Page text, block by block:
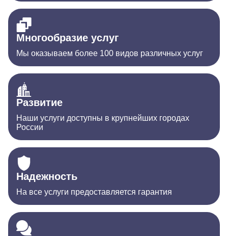
Многообразие услуг
Мы оказываем более 100 видов различных услуг
Развитие
Наши услуги доступны в крупнейших городах
России
Надежность
На все услуги предоставляется гарантия